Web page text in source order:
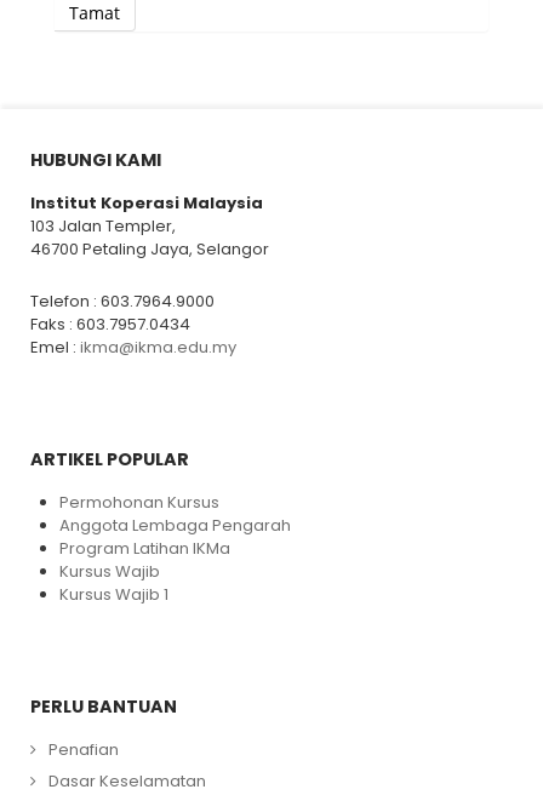
Tamat
HUBUNGI KAMI
Institut Koperasi Malaysia
103 Jalan Templer,
46700 Petaling Jaya, Selangor
Telefon : 603.7964.9000
Faks : 603.7957.0434
Emel : ikma@ikma.edu.my
ARTIKEL POPULAR
Permohonan Kursus
Anggota Lembaga Pengarah
Program Latihan IKMa
Kursus Wajib
Kursus Wajib 1
PERLU BANTUAN
Penafian
Dasar Keselamatan